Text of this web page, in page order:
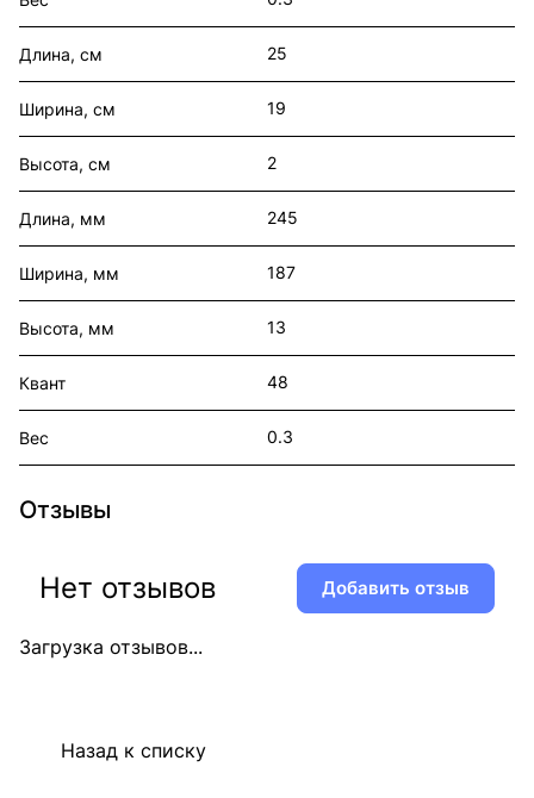
Длина, см 25
Ширина, см 19
Высота, см 2
Длина, мм 245
Ширина, мм 187
Высота, мм 13
Квант 48
Вес 0.3
Отзывы
Загрузка отзывов...
Нет отзывов Добавить отзыв
Назад к списку